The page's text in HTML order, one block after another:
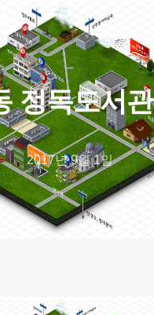
정독도서관
2017년 9월 1일